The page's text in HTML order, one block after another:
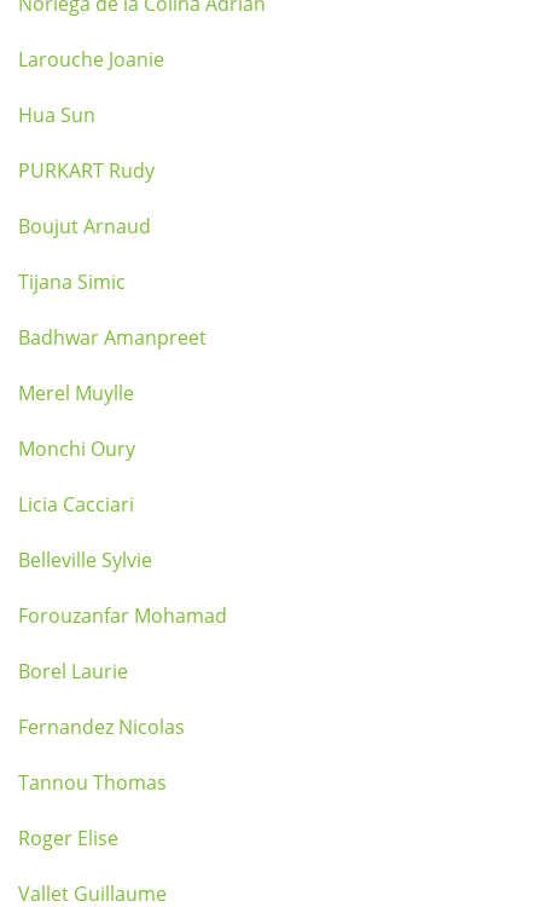
Larouche Joanie
Hua Sun
PURKART Rudy
Boujut Arnaud
Tijana Simic
Badhwar Amanpreet
Merel Muylle
Monchi Oury
Licia Cacciari
Belleville Sylvie
Forouzanfar Mohamad
Borel Laurie
Fernandez Nicolas
Tannou Thomas
Roger Elise
Vallet Guillaume